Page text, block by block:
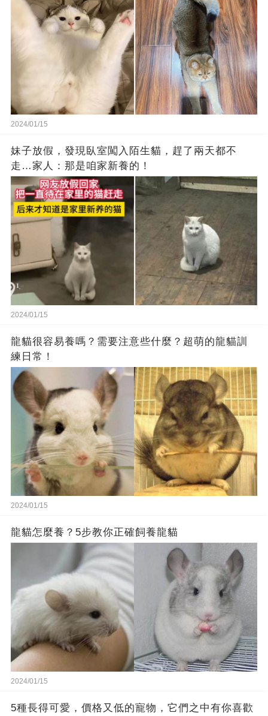
2024/01/15
妹子放假，發現臥室闖入陌生貓，趕了兩天都不
走…家人：那是咱家新養的！
2024/01/15
龍貓很容易養嗎？需要注意些什麼？超萌的龍貓訓
練日常！
2024/01/15
龍貓怎麼養？5步教你正確飼養龍貓
2024/01/15
5種長得可愛，價格又低的寵物，它們之中有你喜歡